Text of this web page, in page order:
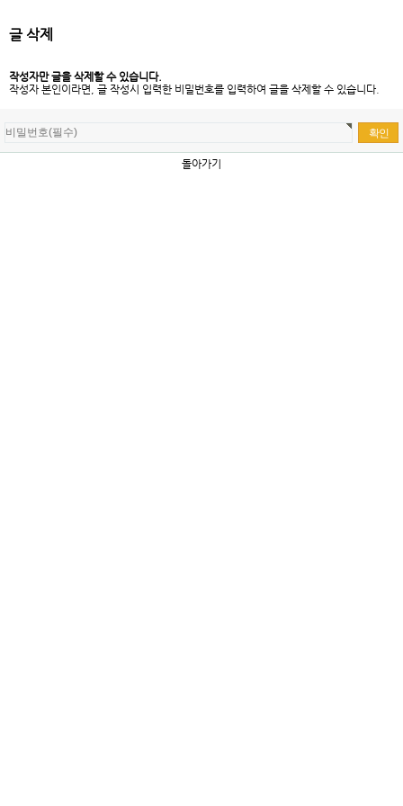
글 삭제
작성자만 글을 삭제할 수 있습니다.
작성자 본인이라면, 글 작성시 입력한 비밀번호를 입력하여 글을 삭제할 수 있습니다.
돌아가기